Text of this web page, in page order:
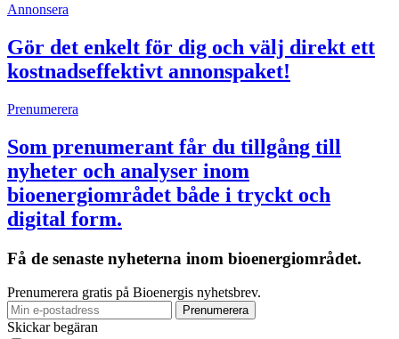
Annonsera
Gör det enkelt för dig och välj direkt ett
kostnadseffektivt annonspaket!
Prenumerera
Som prenumerant får du tillgång till
nyheter och analyser inom
bioenergiområdet både i tryckt och
digital form.
Få de senaste nyheterna inom bioenergiområdet.
Prenumerera gratis på Bioenergis nyhetsbrev.
Skickar begäran